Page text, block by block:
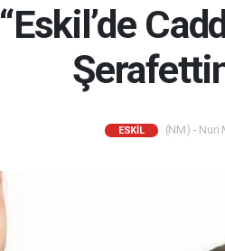
“Eskil’de
ESKİL (NM) - Nuri